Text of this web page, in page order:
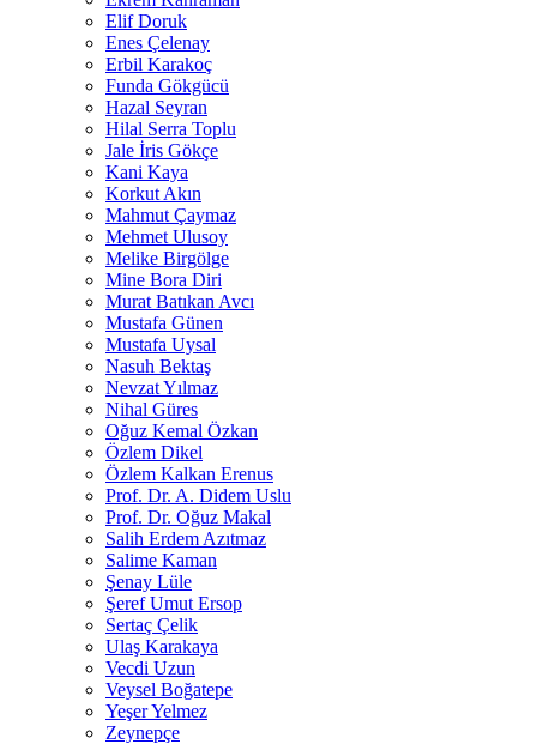
Elif Doruk
Enes Çelenay
Erbil Karakoç
Funda Gökgücü
Hazal Seyran
Hilal Serra Toplu
Jale İris Gökçe
Kani Kaya
Korkut Akın
Mahmut Çaymaz
Mehmet Ulusoy
Melike Birgölge
Mine Bora Diri
Murat Batıkan Avcı
Mustafa Günen
Mustafa Uysal
Nasuh Bektaş
Nevzat Yılmaz
Nihal Güres
Oğuz Kemal Özkan
Özlem Dikel
Özlem Kalkan Erenus
Prof. Dr. A. Didem Uslu
Prof. Dr. Oğuz Makal
Salih Erdem Azıtmaz
Salime Kaman
Şenay Lüle
Şeref Umut Ersop
Sertaç Çelik
Ulaş Karakaya
Vecdi Uzun
Veysel Boğatepe
Yeşer Yelmez
Zeynepçe